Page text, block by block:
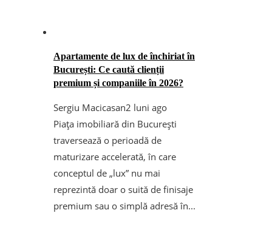
Apartamente de lux de închiriat în
București: Ce caută clienții
premium și companiile în 2026?
Sergiu Macicasan2 luni ago
Piața imobiliară din București
traversează o perioadă de
maturizare accelerată, în care
conceptul de „lux” nu mai
reprezintă doar o suită de finisaje
premium sau o simplă adresă în...